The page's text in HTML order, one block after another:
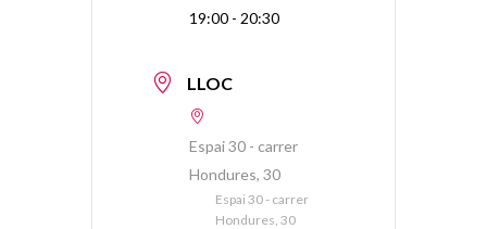
19:00 - 20:30
LLOC
Espai 30 - carrer
Hondures, 30
Espai 30 - carrer
Hondures, 30